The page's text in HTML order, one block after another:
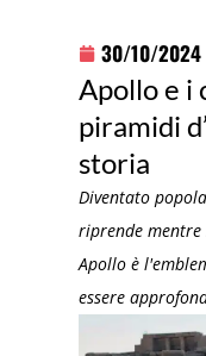
30/10/2024
Apollo e i
piramidi
storia
Diventato
riprende mentre
Apollo è
essere